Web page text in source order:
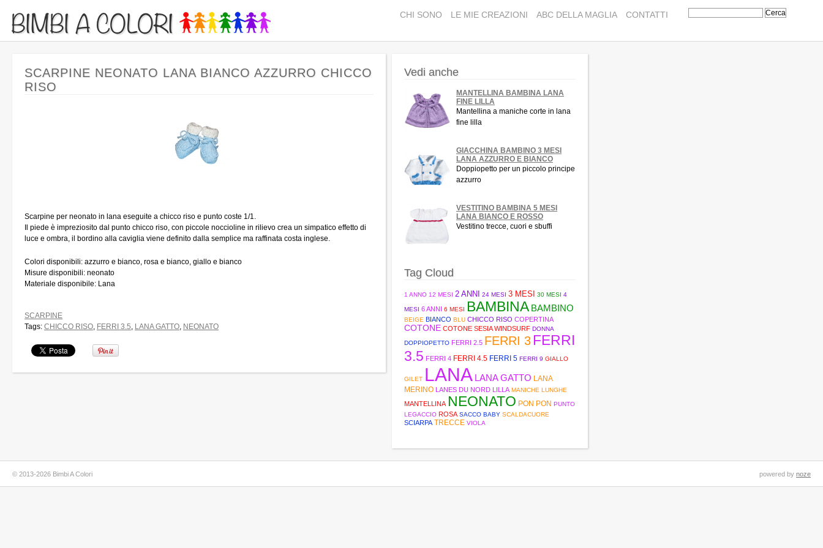
BIMBI A COLORI CHI SONO LE MIE CREAZIONI ABC DELLA MAGLIA CONTATTI
SCARPINE NEONATO LANA BIANCO AZZURRO CHICCO
RISO
Scarpine per neonato in lana eseguite a chicco riso e punto coste 1/1.
Il piede è impreziosito dal punto chicco riso, con piccole noccioline in rilievo crea un simpatico effetto di
luce e ombra, il bordino alla caviglia viene definito dalla semplice ma raffinata costa inglese.
Colori disponibili: azzurro e bianco, rosa e bianco, giallo e bianco
Misure disponibili: neonato
Materiale disponibile: Lana
SCARPINE
Tags: CHICCO RISO, FERRI 3.5, LANA GATTO, NEONATO
Vedi anche
MANTELLINA BAMBINA LANA
FINE LILLA
Mantellina a maniche corte in lana
fine lilla
GIACCHINA BAMBINO 3 MESI
LANA AZZURRO E BIANCO
Doppiopetto per un piccolo principe
azzurro
VESTITINO BAMBINA 5 MESI
LANA BIANCO E ROSSO
Vestitino trecce, cuori e sbuffi
Tag Cloud
1 ANNO 12 MESI 2 ANNI 24 MESI 3 MESI 30 MESI 4
MESI 6 ANNI 6 MESI BAMBINA BAMBINO
BEIGE BIANCO BLU CHICCO RISO COPERTINA
COTONE COTONE SESIA WINDSURF DONNA
DOPPIOPETTO FERRI 2.5 FERRI 3FERRI
3.5 FERRI 4 FERRI 4.5 FERRI 5 FERRI 9 GIALLO
GILET LANA LANA GATTO LANA
MERINO LANES DU NORD LILLA MANICHE LUNGHE
MANTELLINA NEONATO PON PON PUNTO
LEGACCIO ROSA SACCO BABY SCALDACUORE
SCIARPA TRECCE VIOLA
© 2013-2026 Bimbi A Colori powered by noze